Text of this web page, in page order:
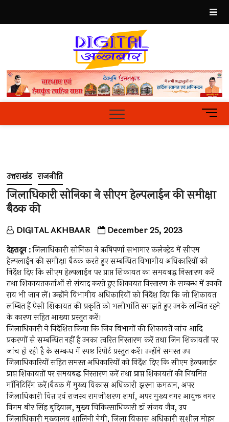
content
Hindi
News
PortalM
e
t
o
उत्तराखंड राजनीति
जिलाधिकारी सोनिका ने सीएम हेल्पलाईन की समीक्षा
बैठक की
DIGITAL AKHBAAR December 25, 2023
देहरादून :जिलाधिकारी सोनिका ने ऋषिपर्णा सभागार कलेक्ट्रेट में सीएम
हेल्पलाईन की समीक्षा बैठक करते हुए सम्बन्धित विभागीय अधिकारियों को
निर्देश दिए कि सीएम हेल्पलाईन पर प्राप्त शिकायत का समयबद्ध निस्तारण करें
तथा शिकायतकर्ताओं से संवाद करते हुए शिकायत निस्तारण के सम्बन्ध में उनकी
राय भी जान लें। उन्होंने विभागीय अधिकारियों को निर्देश दिए कि जो शिकायत
लम्बित हैं ऐसी शिकायत की प्रकृति को भलीभांति समझते हुए उनके लम्बित रहने
के कारण सहित आख्या प्रस्तुत करें।
जिलाधिकारी ने निर्देशित किया कि जिन विभागों की शिकायतें जांच आदि
प्रकरणों से सम्बन्धित नहीं है उनका त्वरित निस्तारण करें तथा जिन शिकायतों पर
जांच हो रही है के सम्बन्ध में स्पष्ट रिपोर्ट प्रस्तुत करें। उन्होंने समस्त उप
जिलाधिकारियों सहित समस्त अधिकारियों को निर्देश दिए कि सीएम हेल्पलाईन
प्राप्त शिकायतों पर समयबद्ध निस्तारण करें तथा प्राप्त शिकायतों की नियमित
मॉनिटिरिंग करें।बैठक में मुख्य विकास अधिकारी झरना कमठान, अपर
जिलाधिकारी वित्त एवं राजस्व रामजीशरण शर्मा, अपर मुख्य नगर आयुक्त नगर
निगम बीर सिंह बुदियाल, मुख्य चिकित्साधिकारी डॉ संजय जैन, उप
जिलाधिकारी मुख्यालय शालिनी नेगी, जिला विकास अधिकारी सुशील मोहन